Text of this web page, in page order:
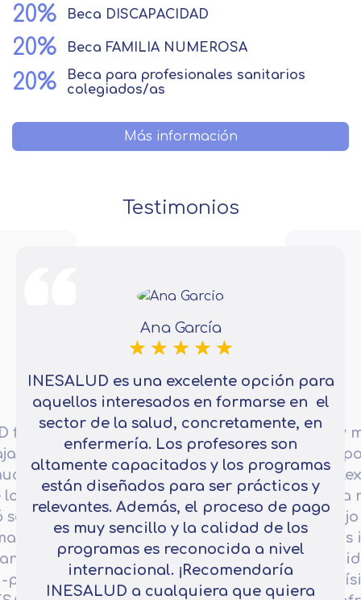
20% Beca DISCAPACIDAD
20% Beca FAMILIA NUMEROSA
20% Beca para profesionales sanitarios
colegiados/as
Más información
Testimonios
fue
en
la
seguir
del
Ana García
INESALUD es una excelente opción para
aquellos interesados en formarse en el
sector de la salud, concretamente, en
enfermería. Los profesores son
altamente capacitados y los programas
están diseñados para ser prácticos y
relevantes. Además, el proceso de pago
es muy sencillo y la calidad de los
programas es reconocida a nivel
internacional. ¡Recomendaría
INESALUD a cualquiera que quiera
Estoy
La
para
trabajo